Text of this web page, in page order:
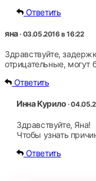
Ответить
яна· 03.05.2016 в 16:22
Здравствуйте,
отрицательные, могут
Ответить
Инна Курило·
Здравствуйте, Яна!
Чтобы узнать
Ответить